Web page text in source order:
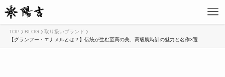
TOP BLOG
取り扱いブランド
【グランフー・エナメルとは？】伝統が生む至高の美、高級腕時計の魅力と名作3選